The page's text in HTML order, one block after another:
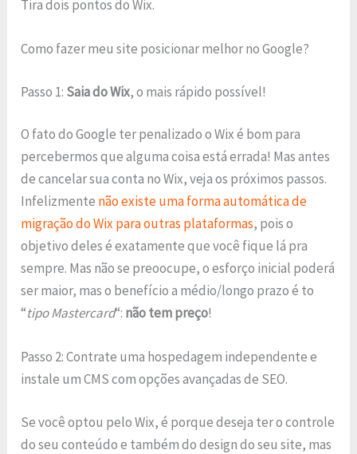
Tira dois pontos do Wix.
Como fazer meu site posicionar melhor no Google?
Passo 1: Saia do Wix, o mais rápido possível!
O fato do Google ter penalizado o Wix é bom para
percebermos que alguma coisa está errada! Mas antes
de cancelar sua conta no Wix, veja os próximos passos.
Infelizmente não existe uma forma automática de
migração do Wix para outras plataformas, pois o
objetivo deles é exatamente que você fique lá pra
sempre. Mas não se preoocupe, o esforço inicial poderá
ser maior, mas o benefício a médio/longo prazo é to
“tipo Mastercard“: não tem preço!
Passo 2: Contrate uma hospedagem independente e
instale um CMS com opções avançadas de SEO.
Se você optou pelo Wix, é porque deseja ter o controle
do seu conteúdo e também do design do seu site, mas